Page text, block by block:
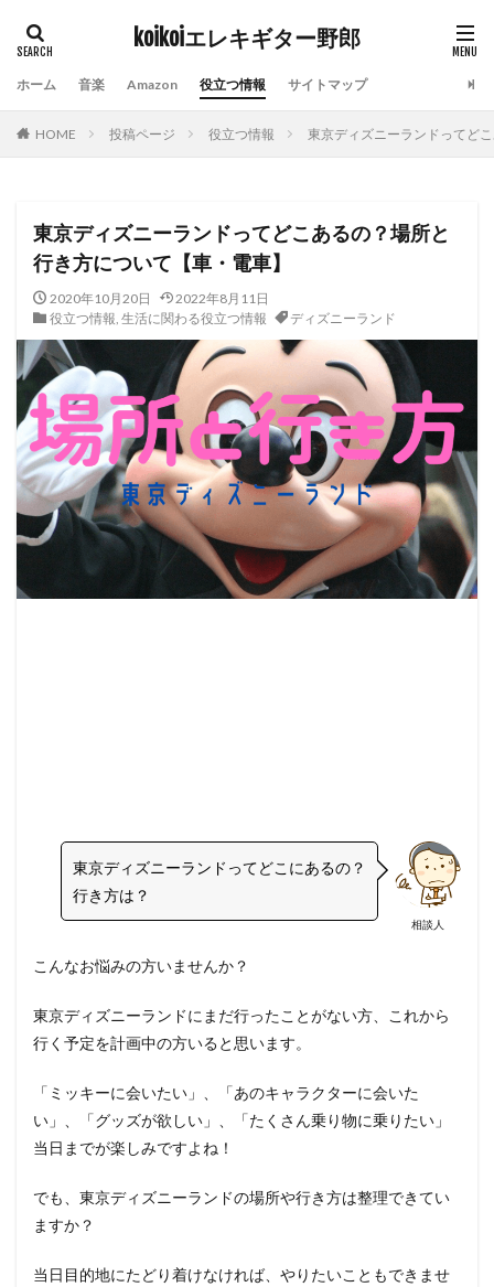
koikoiエレキギター野郎
ホーム 音楽 Amazon 役立つ情報 サイトマップ
HOME 投稿ページ 役立つ情報 東京ディズニーランドってど
東京ディズニーランドってどこあるの？場所と
行き方について【車・電車】
2020年10月20日
2022年8月11日
役立つ情報, 生活に関わる役立つ情報 ディズニーランド
相談人
東京ディズニーランドってどこにあるの？
行き方は？
こんなお悩みの方いませんか？
東京ディズニーランドにまだ行ったことがない方、これから
行く予定を計画中の方いると思います。
「ミッキーに会いたい」、「あのキャラクターに会いた
い」、「グッズが欲しい」、「たくさん乗り物に乗りたい」
当日までが楽しみですよね！
でも、東京ディズニーランドの場所や行き方は整理できてい
ますか？
当日目的地にたどり着けなければ、やりたいこともできませ
ROCKINJAPAN
おすすめ10曲
おすすめアルバム
ライブレポート
横山健
社会人スキルアップ
除湿器
電子チケット
検索